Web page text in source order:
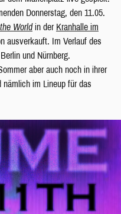
Donnerstag, den 11.05.
Worldin der Kranhalle im
ausverkauft. Im Verlauf des
und Nürnberg.
aber auch noch in ihrer
im Lineup für das